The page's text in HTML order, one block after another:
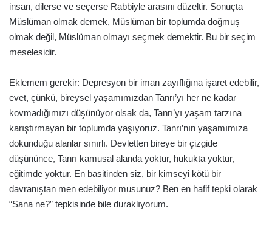
insan, dilerse ve seçerse Rabbiyle arasını düzeltir. Sonuçta
Müslüman olmak demek, Müslüman bir toplumda doğmuş
olmak değil, Müslüman olmayı seçmek demektir. Bu bir seçim
meselesidir.
Eklemem gerekir: Depresyon bir iman zayıflığına işaret edebilir,
evet, çünkü, bireysel yaşamımızdan Tanrı’yı her ne kadar
kovmadığımızı düşünüyor olsak da, Tanrı’yı yaşam tarzına
karıştırmayan bir toplumda yaşıyoruz. Tanrı’nın yaşamımıza
dokunduğu alanlar sınırlı. Devletten bireye bir çizgide
düşününce, Tanrı kamusal alanda yoktur, hukukta yoktur,
eğitimde yoktur. En basitinden siz, bir kimseyi kötü bir
davranıştan men edebiliyor musunuz? Ben en hafif tepki olarak
“Sana ne?” tepkisinde bile duraklıyorum.